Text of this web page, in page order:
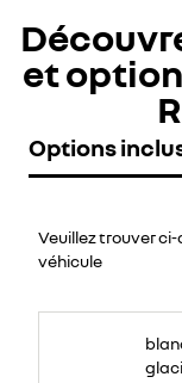
et
Options
Veuillez trouver ci-
véhicule